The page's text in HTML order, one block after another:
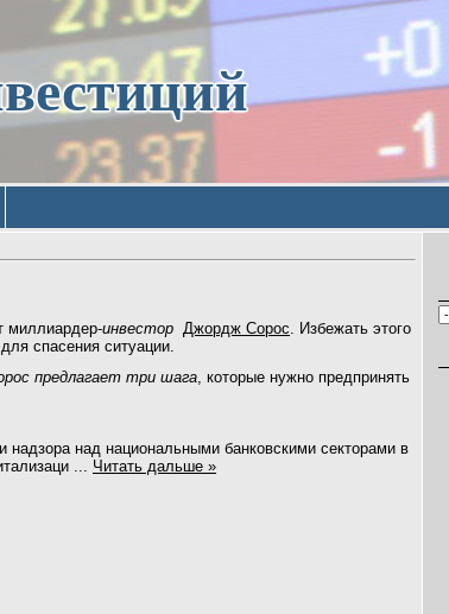
миллиардер-инвестор Джордж Сорос. Избежать этого
спасения ситуации.
предлагает три шага , которые нужно предпринять
над национальными банковскими секторами в
Читать дальше »